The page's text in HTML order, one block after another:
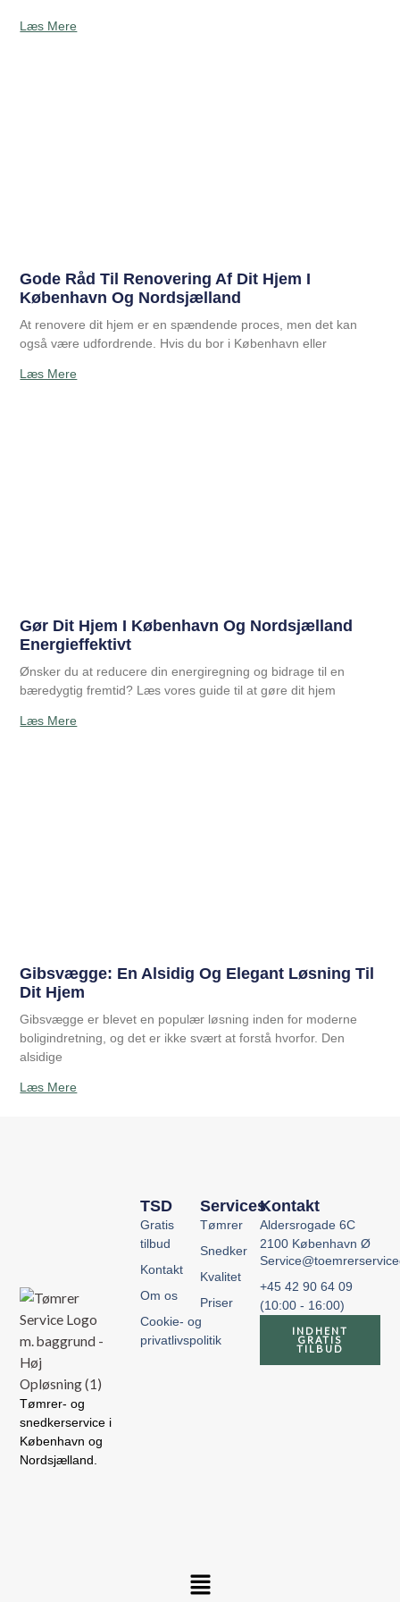
Læs Mere
Gode Råd Til Renovering Af Dit Hjem I
København Og Nordsjælland
At renovere dit hjem er en spændende proces, men det kan
også være udfordrende. Hvis du bor i København eller
Læs Mere
Gør Dit Hjem I København Og Nordsjælland
Energieffektivt
Ønsker du at reducere din energiregning og bidrage til en
bæredygtig fremtid? Læs vores guide til at gøre dit hjem
Læs Mere
Gibsvægge: En Alsidig Og Elegant Løsning Til
Dit Hjem
Gibsvægge er blevet en populær løsning inden for moderne
boligindretning, og det er ikke svært at forstå hvorfor. Den
alsidige
Læs Mere
Tømrer- og
snedkerservice i
København og
Nordsjælland.
Services
Tømrer
Snedker
Kvalitet
Priser
TSD
Gratis
tilbud
Kontakt
Om os
Cookie- og
privatlivspolitik
Kontakt
Aldersrogade 6C
2100 København Ø
+45 42 90 64 09
(10:00 - 16:00)
INDHENT
GRATIS
TILBUD